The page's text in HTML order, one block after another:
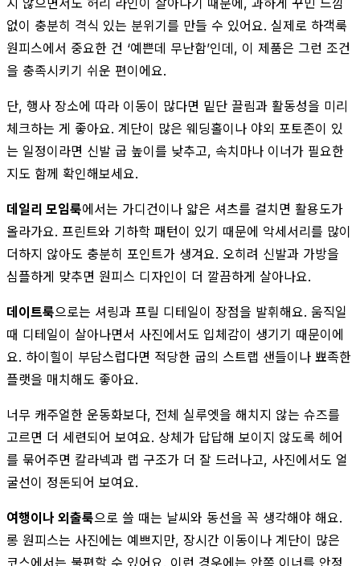
지 않으면서도 허리 라인이 살아나기 때문에, 과하게 꾸민 느낌
없이 충분히 격식 있는 분위기를 만들 수 있어요. 실제로 하객룩
원피스에서 중요한 건 ‘예쁜데 무난함’인데, 이 제품은 그런 조건
을 충족시키기 쉬운 편이에요.
단, 행사 장소에 따라 이동이 많다면 밑단 끌림과 활동성을 미리
체크하는 게 좋아요. 계단이 많은 웨딩홀이나 야외 포토존이 있
는 일정이라면 신발 굽 높이를 낮추고, 속치마나 이너가 필요한
지도 함께 확인해보세요.
데일리 모임룩에서는 가디건이나 얇은 셔츠를 걸치면 활용도가
올라가요. 프린트와 기하학 패턴이 있기 때문에 악세서리를 많이
더하지 않아도 충분히 포인트가 생겨요. 오히려 신발과 가방을
심플하게 맞추면 원피스 디자인이 더 깔끔하게 살아나요.
데이트룩으로는 셔링과 프릴 디테일이 장점을 발휘해요. 움직일
때 디테일이 살아나면서 사진에서도 입체감이 생기기 때문이에
요. 하이힐이 부담스럽다면 적당한 굽의 스트랩 샌들이나 뾰족한
플랫을 매치해도 좋아요.
너무 캐주얼한 운동화보다, 전체 실루엣을 해치지 않는 슈즈를
고르면 더 세련되어 보여요. 상체가 답답해 보이지 않도록 헤어
를 묶어주면 칼라넥과 랩 구조가 더 잘 드러나고, 사진에서도 얼
굴선이 정돈되어 보여요.
여행이나 외출룩으로 쓸 때는 날씨와 동선을 꼭 생각해야 해요.
롱 원피스는 사진에는 예쁘지만, 장시간 이동이나 계단이 많은